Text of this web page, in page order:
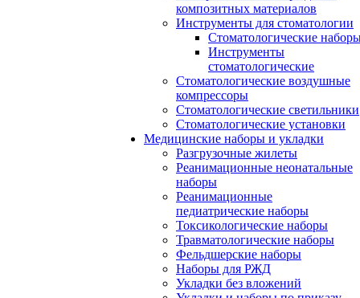
композитных материалов
Инструменты для стоматологии
Стоматологические
Инструменты
стоматологические
Стоматологические воздушные
компрессоры
Стоматологические светильники
Стоматологические установки
Медицинские наборы и укладки
Разгрузочные жилеты
Реанимационные неонатальные
наборы
Реанимационные
педиатрические наборы
Токсикологические наборы
Травматологические наборы
Фельдшерские наборы
Наборы для РЖД
Укладки без вложений